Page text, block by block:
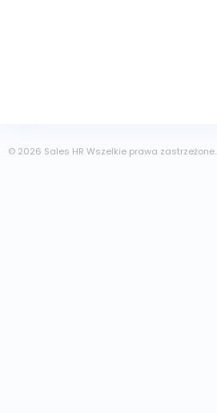
© 2026 Sales HR Wszelkie prawa zastrzeżone.